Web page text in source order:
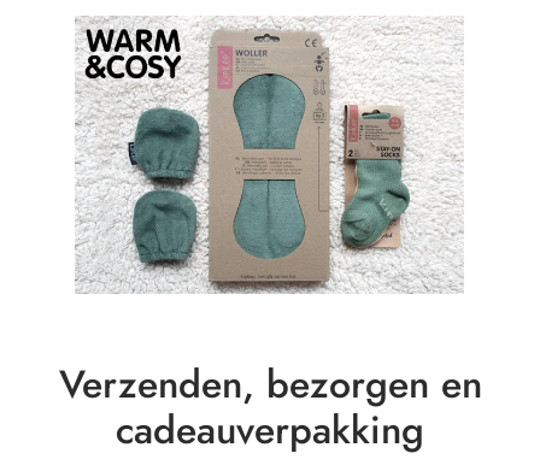
Verzenden, bezorgen en
cadeauverpakking